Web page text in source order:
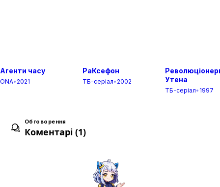
Агенти часу
ONA• 2021
РаКсефон
ТБ-серіал• 2002
Утена
ТБ-серіал• 1997
Обговорення
Коментарі (1)